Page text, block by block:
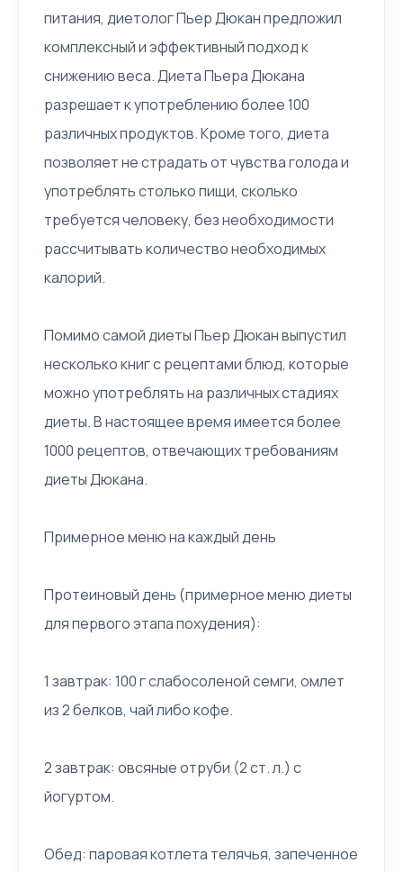
питания, диетолог Пьер Дюкан предложил
комплексный и эффективный подход к
снижению веса. Диета Пьера Дюкана
разрешает к употреблению более 100
различных продуктов. Кроме того, диета
позволяет не страдать от чувства голода и
употреблять столько пищи, сколько
требуется человеку, без необходимости
рассчитывать количество необходимых
калорий.
Помимо самой диеты Пьер Дюкан выпустил
несколько книг с рецептами блюд, которые
можно употреблять на различных стадиях
диеты. В настоящее время имеется более
1000 рецептов, отвечающих требованиям
диеты Дюкана.
Примерное меню на каждый день
Протеиновый день (примерное меню диеты
для первого этапа похудения):
1 завтрак: 100 г слабосоленой семги, омлет
из 2 белков, чай либо кофе.
2 завтрак: овсяные отруби (2 ст. л.) с
йогуртом.
Обед: паровая котлета телячья, запеченное